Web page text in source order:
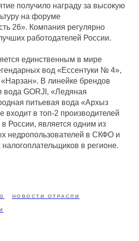
получило награду за высокую
на форуме
26». Компания регулярно
работодателей России.
единственным в мире
вод «Ессентуки № 4»,
В линейке брендов
вода GORJI, «Ледяная
питьевая вода «Архыз
входит в топ-2 производителей
России, является одним из
недропользователей в СКФО и
в регионе.
НОВОСТИ ОТРАСЛИ